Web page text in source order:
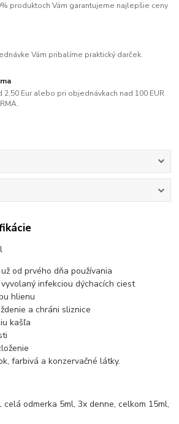
produktoch Vám garantujeme najlepšie ceny
Vám pribalíme praktický darček.
2,50 Eur alebo pri objednávkach nad 100 EUR
od prvého dňa používania
infekciou dýchacích ciest
hlienu
a chráni sliznice
kašľa
farbivá a konzervačné látky.
celá odmerka 5ml, 3x denne, celkom 15ml,